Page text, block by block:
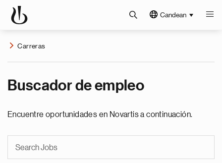
Candean
Carreras
Buscador de empleo
Encuentre oportunidades en Novartis a continuación.